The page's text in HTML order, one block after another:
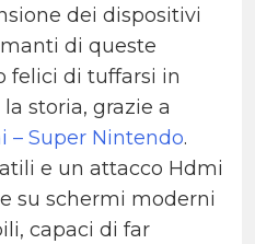
dei dispositivi
di queste
felici di tuffarsi in
storia, grazie a
– Super Nintendo.
e un attacco Hdmi
su schermi moderni
capaci di far